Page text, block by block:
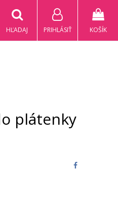
KOŠÍK
PRIHLÁSIŤ
HĽADAJ
plátenky